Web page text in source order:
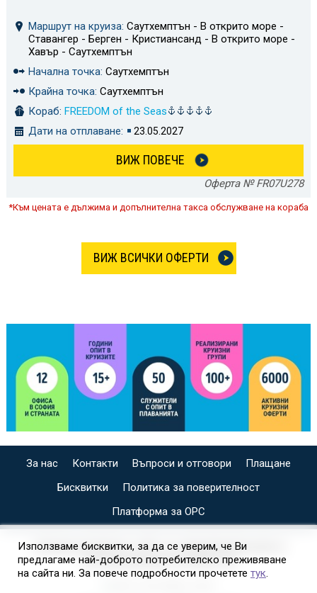
Маршрут на круиза: Саутхемптън - В открито море -
Ставангер - Берген - Кристиансанд - В открито море -
Хавър - Саутхемптън
Начална точка: Саутхемптън
Крайна точка: Саутхемптън
Кораб: FREEDOM of the Seas
Дати на отплаване:
23.05.2027
ВИЖ ПОВЕЧЕ
Оферта № FR07U278
*Към цената е дължима и допълнителна такса обслужване на кораба
ВИЖ ВСИЧКИ ОФЕРТИ
За нас Контакти Въпроси и отговори
Плащане
Бисквитки
Политика за поверителност
Платформа за ОРС
СПЕЦИАЛИЗИРАН САЙТ ЗА ИНДИВИДУАЛНИ И
ОРГАНИЗИРАНИ КРУИЗИ НА
Използваме бисквитки, за да се уверим, че Ви
предлагаме най-доброто потребителско преживяване
на сайта ни. За повече подробности прочетете тук.